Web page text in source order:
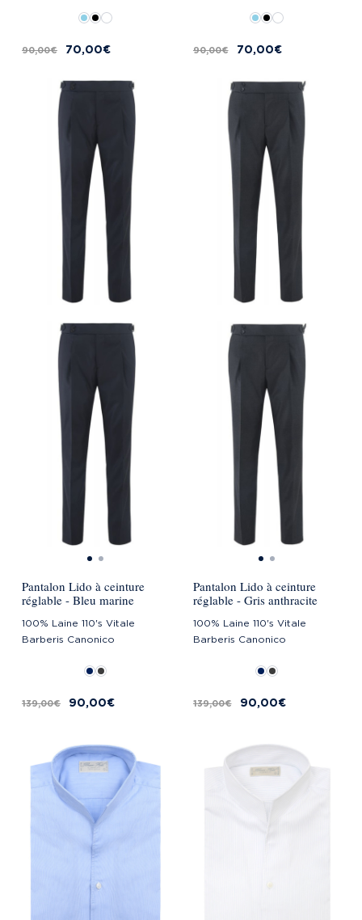
90,00 € 70,00 € 90,00 € 70,00 €
Pantalon Lido à ceinture
réglable - Bleu marine
100% Laine 110's Vitale
Barberis Canonico
139,00 € 90,00 €
Pantalon Lido à ceinture
réglable - Gris anthracite
100% Laine 110's Vitale
Barberis Canonico
139,00 € 90,00 €